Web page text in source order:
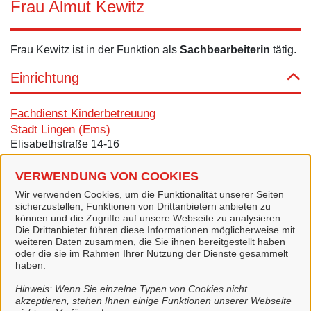
VERWENDUNG VON COOKIES
Wir verwenden Cookies, um die Funktionalität unserer Seiten
sicherzustellen, Funktionen von Drittanbietern anbieten zu
können und die Zugriffe auf unsere Webseite zu analysieren.
Die Drittanbieter führen diese Informationen möglicherweise mit
weiteren Daten zusammen, die Sie ihnen bereitgestellt haben
oder die sie im Rahmen Ihrer Nutzung der Dienste gesammelt
haben.
Hinweis: Wenn Sie einzelne Typen von Cookies nicht
akzeptieren, stehen Ihnen einige Funktionen unserer Webseite
Frau Almut Kewitz
Frau Kewitz ist in der Funktion als Sachbearbeiterin tätig.
Einrichtung
Fachdienst Kinderbetreuung
Stadt Lingen (Ems)
Elisabethstraße 14-16
Zimmer: Haus des Kindes
Kontakt
Tel.: 0591 2292
E-Mail: a.kewitz@lingen.de
Alle zugeordneten Einrichtungen